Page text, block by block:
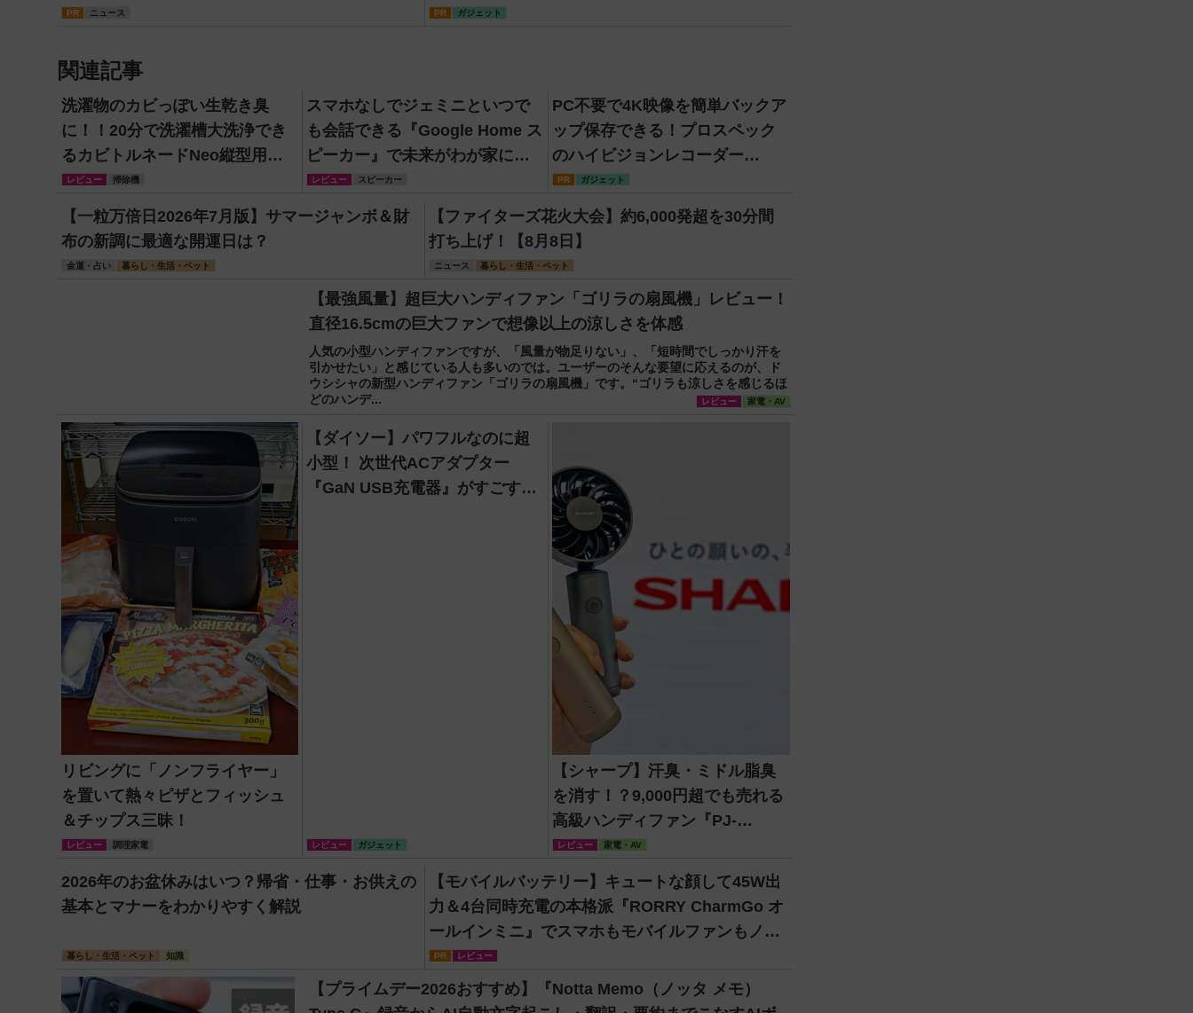
PR ニュース PR ガジェット
関連記事
洗濯物のカビっぽい生乾き臭
に！！20分で洗濯槽大洗浄でき
るカビトルネードNeo縦型用を
ガチ検証して分かった消臭効果
レビュー 掃除機
スマホなしでジェミニといつで
も会話できる『Google Home ス
ピーカー』で未来がわが家にや
ってきた！【なぜなぜ期対策に
も】
レビュー スピーカー
PC不要で4K映像を簡単バックア
ップ保存できる！プロスペック
のハイビジョンレコーダー
『HVE705-PRO』
PR ガジェット
【一粒万倍日2026年7月版】サマージャンボ＆財
布の新調に最適な開運日は？
金運・占い 暮らし・生活・ペット
【ファイターズ花火大会】約6,000発超を30分間
打ち上げ！【8月8日】
ニュース 暮らし・生活・ペット
【最強風量】超巨大ハンディファン「ゴリラの扇風機」レビュー！
直径16.5cmの巨大ファンで想像以上の涼しさを体感
人気の小型ハンディファンですが、「風量が物足りない」、「短時間でしっかり汗を
引かせたい」と感じている人も多いのでは。ユーザーのそんな要望に応えるのが、ド
ウシシャの新型ハンディファン「ゴリラの扇風機」です。“ゴリラも涼しさを感じるほ
どのハンデ...
レビュー 家電・AV
リビングに「ノンフライヤー」
を置いて熱々ピザとフィッシュ
＆チップス三昧！
レビュー 調理家電
【ダイソー】パワフルなのに超
小型！ 次世代ACアダプター
『GaN USB充電器』がすごすぎ
レビュー ガジェット
【シャープ】汗臭・ミドル脂臭
を消す！？9,000円超でも売れる
高級ハンディファン『PJ-
HS01』が凄すぎる
レビュー 家電・AV
2026年のお盆休みはいつ？帰省・仕事・お供えの
基本とマナーをわかりやすく解説
暮らし・生活・ペット 知識
【モバイルバッテリー】キュートな顔して45W出
力＆4台同時充電の本格派『RORRY CharmGo オ
ールインミニ』でスマホもモバイルファンもノー
トPCも安心
PR レビュー
【プライムデー2026おすすめ】『Notta Memo（ノッタ メモ）